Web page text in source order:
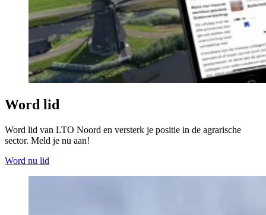
Word lid
Word lid van LTO Noord en versterk je positie in de agrarische
sector. Meld je nu aan!
Word nu lid